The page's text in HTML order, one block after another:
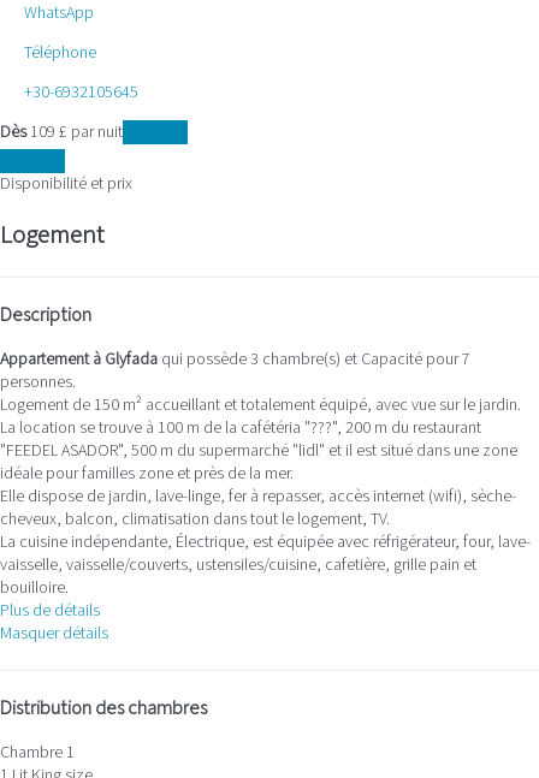
WhatsApp
Téléphone
+30-6932105645
Dès109 £ par nuit
Disponibilité et prix
Logement
Description
Appartement à Glyfada qui possède 3 chambre(s) et Capacité pour 7
personnes.
Logement de 150 m² accueillant et totalement équipé, avec vue sur le jardin.
La location se trouve à 100 m de la cafétéria "???", 200 m du restaurant
"FEEDEL ASADOR", 500 m du supermarché "lidl" et il est situé dans une zone
idéale pour familles zone et près de la mer.
Elle dispose de jardin, lave-linge, fer à repasser, accès internet (wifi), sèche-
cheveux, balcon, climatisation dans tout le logement, TV.
La cuisine indépendante, Électrique, est équipée avec réfrigérateur, four, lave-
vaisselle, vaisselle/couverts, ustensiles/cuisine, cafetière, grille pain et
bouilloire.
Plus de détails
Masquer détails
Distribution des chambres
Chambre 1